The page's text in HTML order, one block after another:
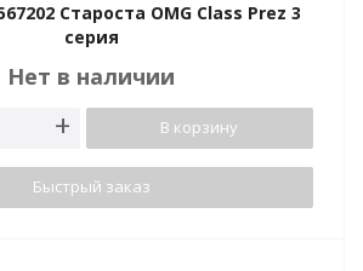
Староста OMG Class Prez 3
серия
Нет в наличии
В корзину
Быстрый заказ